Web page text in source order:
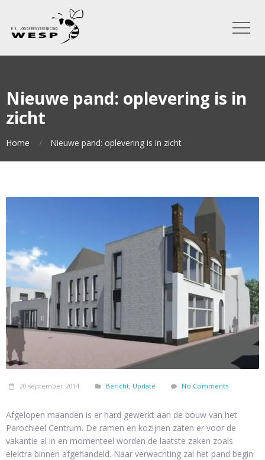
Nieuwe pand: oplevering is in
zicht
Home Nieuwe pand: oplevering is in zicht
20 september 2014 Bericht, Update No Comments
Afgelopen maanden is er hard gewerkt aan de bouw van het
Parochieel Centrum. De ramen en kozijnen zaten er voor de
vakantie al in en momenteel worden de laatste zaken zoals
elektra binnen afgehandeld. Naar verwachting zal het pand begin